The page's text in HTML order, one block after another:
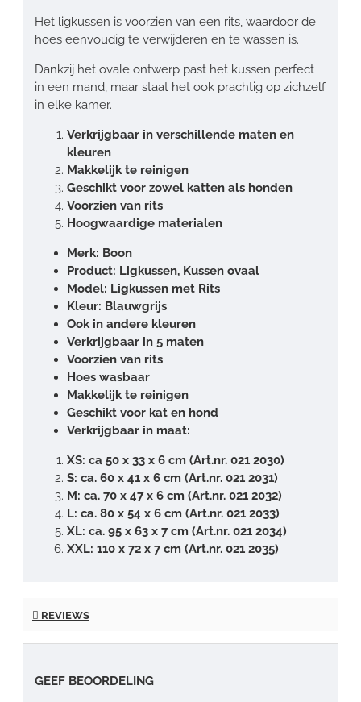
Het ligkussen is voorzien van een rits, waardoor de
hoes eenvoudig te verwijderen en te wassen is.
Dankzij het ovale ontwerp past het kussen perfect
in een mand, maar staat het ook prachtig op zichzelf
in elke kamer.
Verkrijgbaar in verschillende maten en
kleuren
Makkelijk te reinigen
Geschikt voor zowel katten als honden
Voorzien van rits
Hoogwaardige materialen
Merk: Boon
Product: Ligkussen, Kussen ovaal
Model: Ligkussen met Rits
Kleur: Blauwgrijs
Ook in andere kleuren
Verkrijgbaar in 5 maten
Voorzien van rits
Hoes wasbaar
Makkelijk te reinigen
Geschikt voor kat en hond
Verkrijgbaar in maat:
XS: ca 50 x 33 x 6 cm (Art.nr. 021 2030)
S: ca. 60 x 41 x 6 cm (Art.nr. 021 2031)
M: ca. 70 x 47 x 6 cm (Art.nr. 021 2032)
L: ca. 80 x 54 x 6 cm (Art.nr. 021 2033)
XL: ca. 95 x 63 x 7 cm (Art.nr. 021 2034)
XXL: 110 x 72 x 7 cm (Art.nr. 021 2035)
REVIEWS
GEEF BEOORDELING